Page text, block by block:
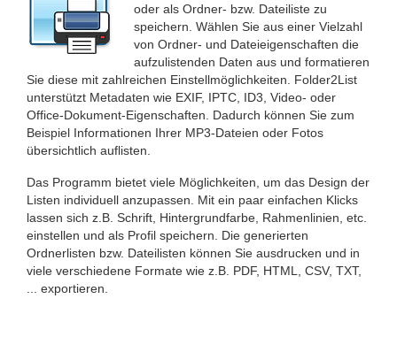
oder als Ordner- bzw. Dateiliste zu
speichern. Wählen Sie aus einer Vielzahl
von Ordner- und Dateieigenschaften die
aufzulistenden Daten aus und formatieren
Sie diese mit zahlreichen Einstellmöglichkeiten. Folder2List
unterstützt Metadaten wie EXIF, IPTC, ID3, Video- oder
Office-Dokument-Eigenschaften. Dadurch können Sie zum
Beispiel Informationen Ihrer MP3-Dateien oder Fotos
übersichtlich auflisten.
Das Programm bietet viele Möglichkeiten, um das Design der
Listen individuell anzupassen. Mit ein paar einfachen Klicks
lassen sich z.B. Schrift, Hintergrundfarbe, Rahmenlinien, etc.
einstellen und als Profil speichern. Die generierten
Ordnerlisten bzw. Dateilisten können Sie ausdrucken und in
viele verschiedene Formate wie z.B. PDF, HTML, CSV, TXT,
... exportieren.